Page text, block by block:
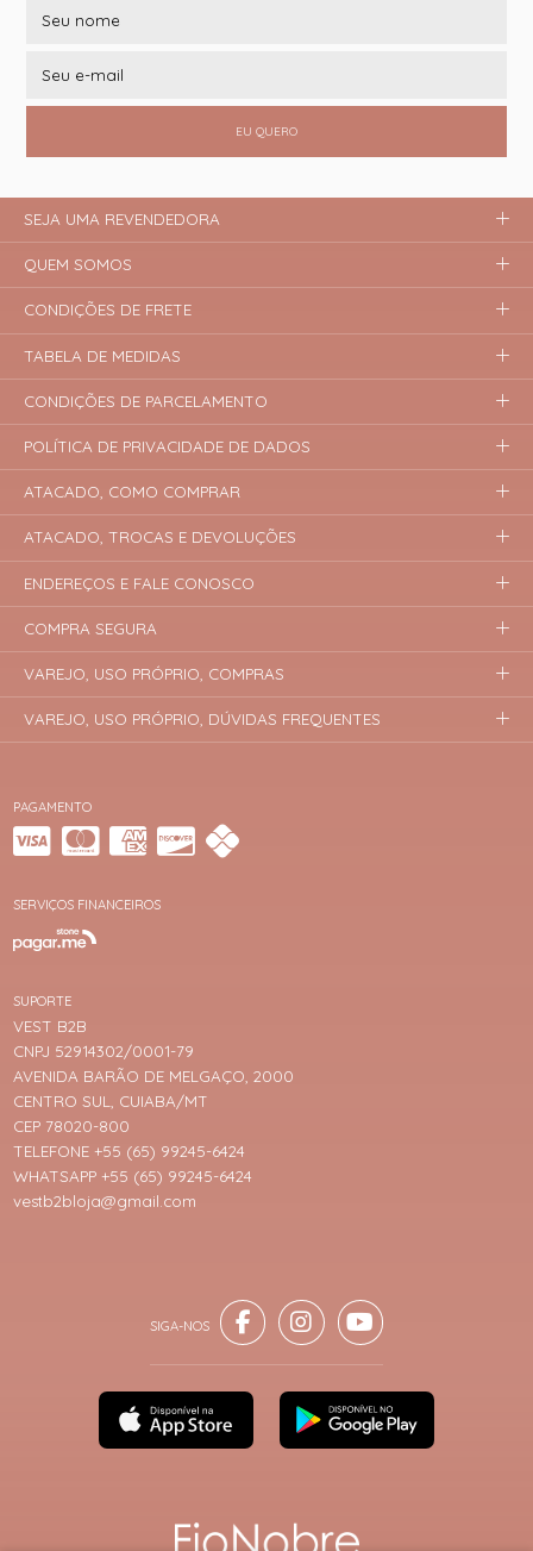
EU QUERO
PAGAMENTO
SERVIÇOS FINANCEIROS
SUPORTE
VEST B2B
CNPJ 52914302/0001-79
AVENIDA BARÃO DE MELGAÇO, 2000
CENTRO SUL, CUIABA/MT
CEP 78020-800
TELEFONE +55 (65) 99245-6424
WHATSAPP +55 (65) 99245-6424
vestb2bloja@gmail.com
SEJA UMA REVENDEDORA
QUEM SOMOS
CONDIÇÕES DE FRETE
TABELA DE MEDIDAS
CONDIÇÕES DE PARCELAMENTO
POLÍTICA DE PRIVACIDADE DE DADOS
ATACADO, COMO COMPRAR
ATACADO, TROCAS E DEVOLUÇÕES
ENDEREÇOS E FALE CONOSCO
COMPRA SEGURA
VAREJO, USO PRÓPRIO, COMPRAS
VAREJO, USO PRÓPRIO, DÚVIDAS FREQUENTES